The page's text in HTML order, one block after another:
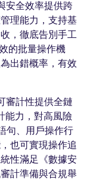
安全效率提供跨
理能力，支持基
，徹底告別手工
的批量操作機
出錯概率，有效
審計性提供全鏈
能力，對高風險
句、用戶操作行
也可實現操作追
性滿足《數據安
計準備與合規舉